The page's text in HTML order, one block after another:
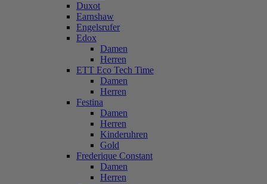
Duxot
Earnshaw
Engelsrufer
Edox
Damen
Herren
ETT Eco Tech Time
Damen
Herren
Festina
Damen
Herren
Kinderuhren
Gold
Frederique Constant
Damen
Herren